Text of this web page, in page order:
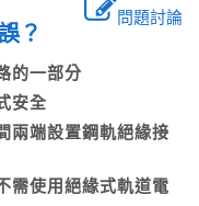
問題討論
？
的一部分
安全
兩端設置鋼軌絕緣接
需使用絕緣式軌道電